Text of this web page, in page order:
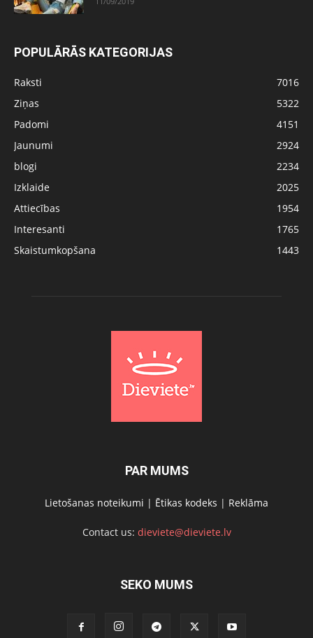
POPULĀRĀS KATEGORIJAS
Raksti
7016
Ziņas
5322
Padomi
4151
Jaunumi
2924
blogi
2234
Izklaide
2025
Attiecības
1954
Interesanti
1765
Skaistumkopšana
1443
PAR MUMS
Lietošanas noteikumi | Ētikas kodeks | Reklāma
Contact us: dieviete@dieviete.lv
SEKO MUMS